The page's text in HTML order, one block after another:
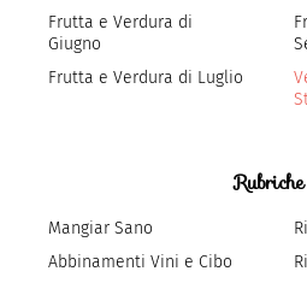
Frutta e Verdura di
Giugno
Frutta e Verdura di Luglio
Rubriche
Mangiar Sano
Abbinamenti Vini e Cibo